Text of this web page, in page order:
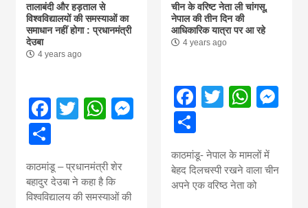
तालाबंदी और हड़ताल से
विश्वविद्यालयों की समस्याओं का
समाधान नहीं होगा : प्रधानमंत्री
देउबा
4 years ago
Facebook
TwitterWhatsApp
Messenger
काठमांडू – प्रधानमंत्री शेर
बहादुर देउबा ने कहा है कि
विश्वविद्यालय की समस्याओं की
चीन के वरिष्ट नेता ली चांगसू,
नेपाल की तीन दिन की
आधिकारिक यात्रा पर आ रहे
4 years ago
Facebook
Twitter
Share
काठमांडू- नेपाल के मामलों में
बेहद दिलचस्पी रखने वाला चीन
अपने एक वरिष्ठ नेता को